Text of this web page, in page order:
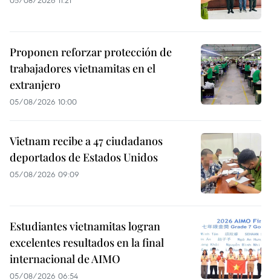
Proponen reforzar protección de
trabajadores vietnamitas en el
extranjero
05/08/2026 10:00
Vietnam recibe a 47 ciudadanos
deportados de Estados Unidos
05/08/2026 09:09
Estudiantes vietnamitas logran
excelentes resultados en la final
internacional de AIMO
05/08/2026 06:54